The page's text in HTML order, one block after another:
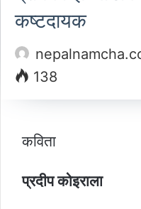
कष्टदायक
138
कविता
प्रदीप कोइराला